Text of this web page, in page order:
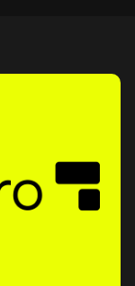
para empresas que
informações e
críticas, o